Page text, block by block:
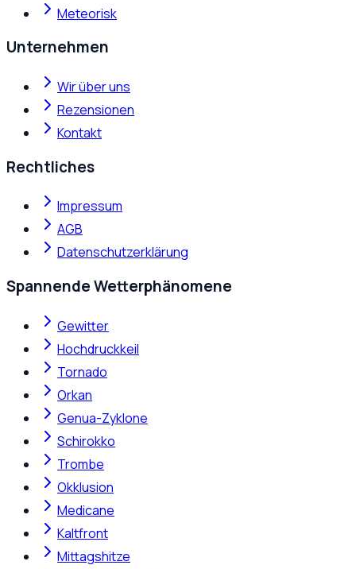
Meteorisk
Unternehmen
Wir über uns
Rezensionen
Kontakt
Rechtliches
Impressum
AGB
Datenschutzerklärung
Spannende Wetterphänomene
Gewitter
Hochdruckkeil
Tornado
Orkan
Genua-Zyklone
Schirokko
Trombe
Okklusion
Medicane
Kaltfront
Mittagshitze